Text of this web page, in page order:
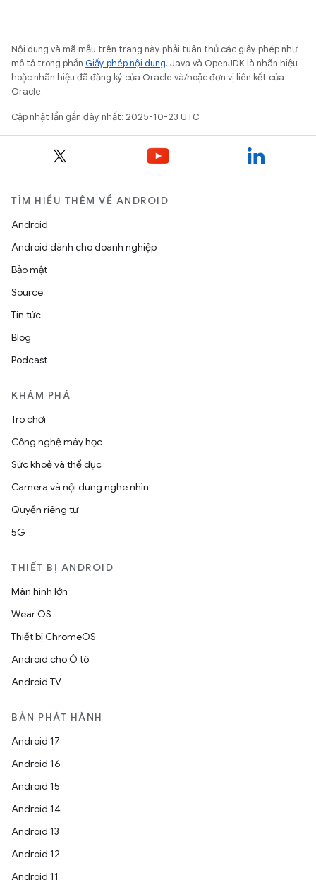
Nội dung và mã mẫu trên trang này phải tuân thủ các giấy phép như
mô tả trong phần Giấy phép nội dung. Java và OpenJDK là nhãn hiệu
hoặc nhãn hiệu đã đăng ký của Oracle và/hoặc đơn vị liên kết của
Oracle.
Cập nhật lần gần đây nhất: 2025-10-23 UTC.
TÌM HIỂU THÊM VỀ ANDROID
Android
Android dành cho doanh nghiệp
Bảo mật
Source
Tin tức
Blog
Podcast
KHÁM PHÁ
Trò chơi
Công nghệ máy học
Sức khoẻ và thể dục
Camera và nội dung nghe nhìn
Quyền riêng tư
5G
THIẾT BỊ ANDROID
Màn hình lớn
Wear OS
Thiết bị ChromeOS
Android cho Ô tô
Android TV
BẢN PHÁT HÀNH
Android 17
Android 16
Android 15
Android 14
Android 13
Android 12
Android 11